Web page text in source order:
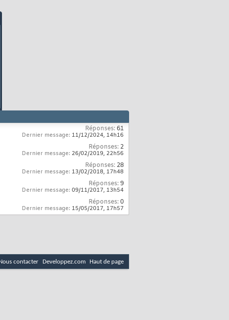
Réponses:61
Dernier message: 11/12/2024, 14h16
Réponses: 2
Dernier message: 26/02/2019, 22h56
Réponses: 28
Dernier message: 13/02/2018, 17h48
Réponses:9
Dernier message: 09/11/2017, 13h54
Réponses:0
Dernier message: 15/05/2017, 17h57
Nous contacter Developpez.com Haut de page